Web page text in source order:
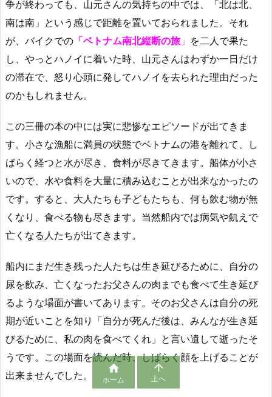
争が終わっても、山元さんの気持ちの中では、「北は北、
南は南」という感じで距離を置いておられました。それ
が、バイクでの 「ベトナム南北縦断の旅 」 を二人で果た
し、やっとハノイに着いた時、山元さんはわずか一日だけ
の滞在で、怒り心頭に発してハノイを去られた理由だった
のかもしれません。
この三冊の本の中には実に悲惨なエピソードが出てきま
す。小さな漁船に満員の状態でベトナムの港を離れて、し
ばらく経つと水が尽き、食料が尽きてきます。船体が小さ
いので、水や食料を大量に積み込むことが出来なかったの
です。すると、大人たちも子どもたちも、何も飲む物が無
くなり、食べる物も尽きます。当然船内では病気や飢えで
亡くなる人たちが出てきます。
船内にまだ生き残った人たちは生き延びるために、自分の
尿を飲み、亡くなったお父さんの肉までも食べて生き延び
るような場面が書いてあります。そのお父さんは自分の死
期が近いことを知り「自分が死んだ後は、みんなが生き延
びるために、私の肉を食べてくれ」と言い遺して逝ったそ
うです。この場面を読んだ時、しばらく顔を上げることが
出来ませんでした。

ホーム

上へ